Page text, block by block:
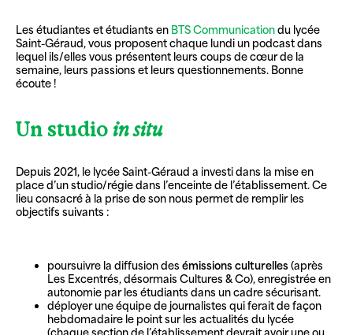
Les étudiantes et étudiants en BTS Communicationdu lycée
Saint-Géraud, vous proposent chaque lundi un podcast dans
lequel ils/elles vous présentent leurs coups de cœur de la
semaine, leurs passions et leurs questionnements. Bonne
écoute !
Un studio in situ
Depuis 2021, le lycée Saint-Géraud a investi dans la mise en
place d’un studio/régie dans l’enceinte de l’établissement. Ce
lieu consacré à la prise de son nous permet de remplir les
objectifs suivants :
poursuivre la diffusion des émissions culturelles(après
Les Excentrés, désormais Cultures & Co), enregistrée en
autonomie par les étudiants dans un cadre sécurisant.
déployer une équipe de journalistes qui ferait de façon
hebdomadaire le point sur les actualités du lycée